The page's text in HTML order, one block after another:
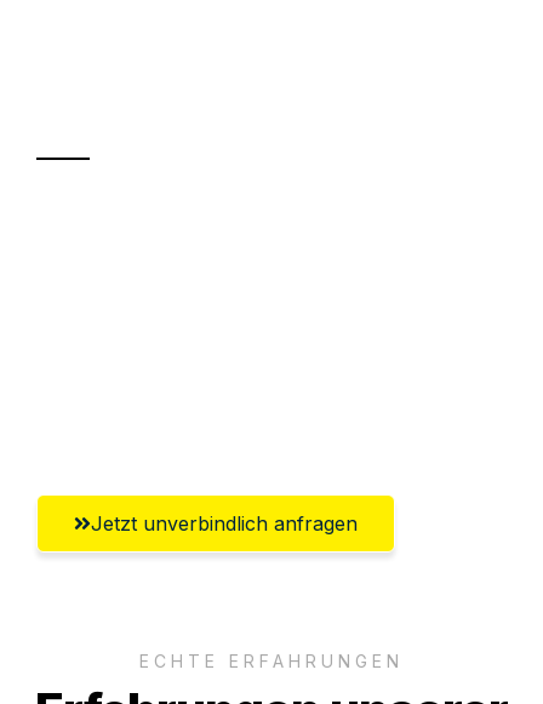
Jetzt unverbindlich anfragen
ECHTE ERFAHRUNGEN